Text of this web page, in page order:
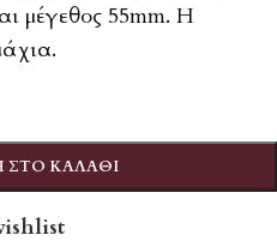
μέγεθος 55mm. Η
ΚΑΛΆΘΙ